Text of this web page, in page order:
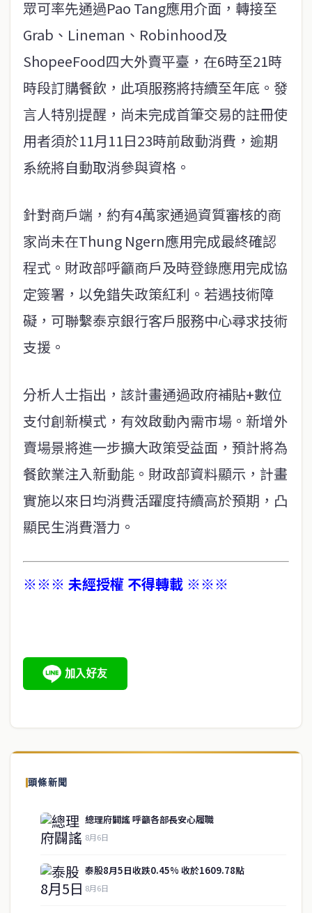
眾可率先通過Pao Tang應用介面，轉接至
Grab、Lineman、Robinhood及
ShopeeFood四大外賣平臺，在6時至21時
時段訂購餐飲，此項服務將持續至年底。發
言人特別提醒，尚未完成首筆交易的註冊使
用者須於11月11日23時前啟動消費，逾期
系統將自動取消參與資格。
針對商戶端，約有4萬家通過資質審核的商
家尚未在Thung Ngern應用完成最終確認
程式。財政部呼籲商戶及時登錄應用完成協
定簽署，以免錯失政策紅利。若遇技術障
礙，可聯繫泰京銀行客戶服務中心尋求技術
支援。
分析人士指出，該計畫通過政府補貼+數位
支付創新模式，有效啟動內需市場。新增外
賣場景將進一步擴大政策受益面，預計將為
餐飲業注入新動能。財政部資料顯示，計畫
實施以來日均消費活躍度持續高於預期，凸
顯民生消費潛力。
※※※ 未經授權 不得轉載 ※※※
頭條新聞
總理府闢謠 呼籲各部長安心履職
8月6日
泰股8月5日收跌0.45% 收於1609.78點
8月6日